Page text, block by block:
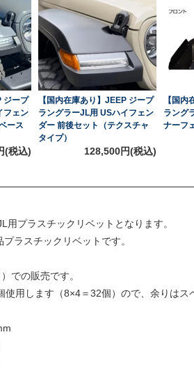
ジープ
フェン
ース
(税込)
【国内在庫あり】JEEP ジープ
ラングラーJL用 USハイフェン
ダー 前後セット（テクスチャ
タイプ）
128,500円(税込)
【国
ラング
ナーフ
用プラスチックリベットとなります。
ラスチックリベットです。
での販売です。
使用します（8×4＝32個）ので、余りはス